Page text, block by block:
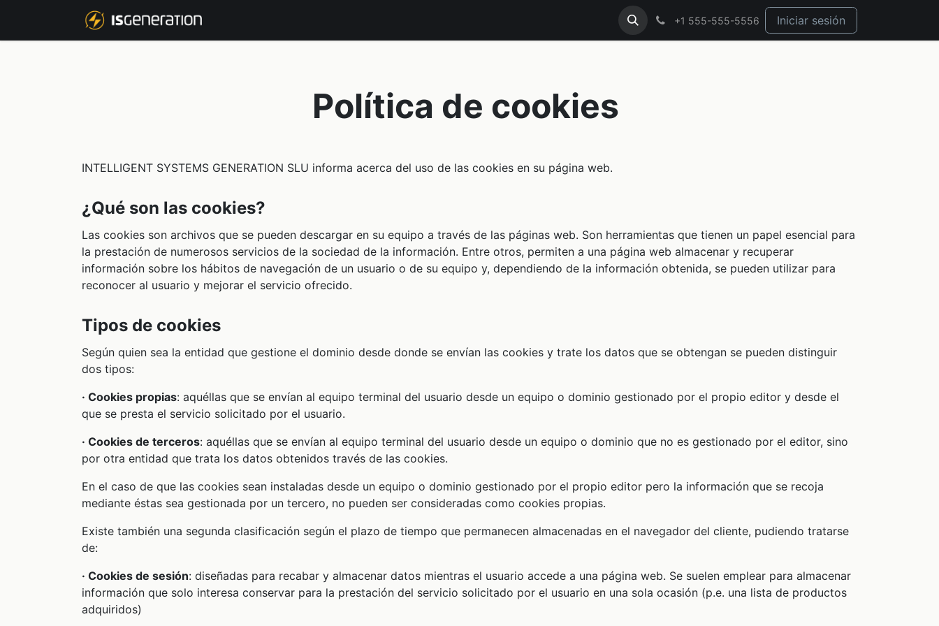
+1 555-555-5556 Iniciar sesión
Política de cookies
INTELLIGENT SYSTEMS GENERATION SLU informa acerca del uso de las cookies en su página web.
¿Qué son las cookies?
Las cookies son archivos que se pueden descargar en su equipo a través de las páginas web. Son herramientas que tienen un papel esencial para
la prestación de numerosos servicios de la sociedad de la información. Entre otros, permiten a una página web almacenar y recuperar
información sobre los hábitos de navegación de un usuario o de su equipo y, dependiendo de la información obtenida, se pueden utilizar para
reconocer al usuario y mejorar el servicio ofrecido.
Tipos de cookies
Según quien sea la entidad que gestione el dominio desde donde se envían las cookies y trate los datos que se obtengan se pueden distinguir
dos tipos:
· Cookies propias: aquéllas que se envían al equipo terminal del usuario desde un equipo o dominio gestionado por el propio editor y desde el
que se presta el servicio solicitado por el usuario.
· Cookies de terceros: aquéllas que se envían al equipo terminal del usuario desde un equipo o dominio que no es gestionado por el editor, sino
por otra entidad que trata los datos obtenidos través de las cookies.
En el caso de que las cookies sean instaladas desde un equipo o dominio gestionado por el propio editor pero la información que se recoja
mediante éstas sea gestionada por un tercero, no pueden ser consideradas como cookies propias.
Existe también una segunda clasificación según el plazo de tiempo que permanecen almacenadas en el navegador del cliente, pudiendo tratarse
de:
· Cookies de sesión: diseñadas para recabar y almacenar datos mientras el usuario accede a una página web. Se suelen emplear para almacenar
información que solo interesa conservar para la prestación del servicio solicitado por el usuario en una sola ocasión (p.e. una lista de productos
adquiridos)